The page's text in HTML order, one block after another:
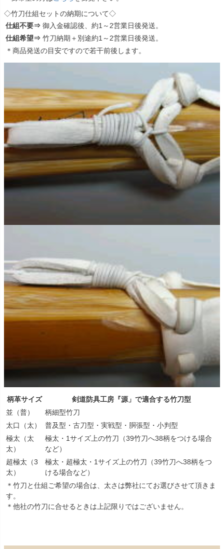
◇竹刀仕組セットの納期について◇
仕組不要⇒ 御入金確認後、約1～2営業日後発送。
仕組希望⇒ 竹刀納期＋別途約1～2営業日後発送。
＊商品発送の目安ですので若干前後します。
柄革サイズ
剣道防具工房『源」で適合する竹刀型
並（普）
柄細型竹刀
太口（太）
普及型・古刀型・実戦型・胴張型・小判型
極太（太
太）
極太・1サイズ上の竹刀（39竹刀へ38柄をつける場合
など）
超極太（3
太）
極太・超極太・1サイズ上の竹刀（39竹刀へ38柄をつ
ける場合など）
＊竹刀と仕組ご希望の場合は、太さは弊社にてお選びさせて頂きま
す。
＊他社の竹刀に合せるときは上記限りではございません。